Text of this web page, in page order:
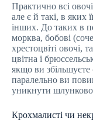
Практично всі
але є й такі, в яких
інших. До таких в
морква, бобові
хрестоцвіті овочі,
цвітна і
якщо ви
паралельно ви
уникнути
Крохмалисті чи